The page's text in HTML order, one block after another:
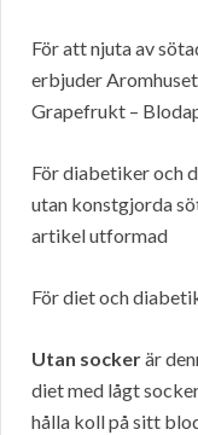
För att njuta av
erbjuder
Grapefrukt –
För diabetiker och
utan konstgjorda
artikel utformad
För diet och
Utan sockerär
diet med lågt
hålla koll på sitt